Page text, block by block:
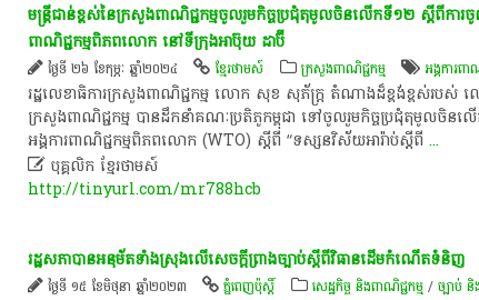
មន្ត្រីជាន់ខ្ពស់​នៃ​ក្រសួងពាណិជ្ជកម្ម​ចូលរួម​កិច្ចប្រជុំ​តុមូល​ចិន​លើក​ទី​១២​ ស្តី​ពី​ការ​
ពាណិជ្ជកម្ម​ពិភពលោក​ នៅ​ទីក្រុង​អា​ប៊ុ​យ​ ដា​ប៊ី​
ថ្ងៃទី ២៦ ខែកុម្ភៈ ឆ្នាំ២០២៤ ខ្មែរថាមស៍ ក្រសួងពាណិជ្ជកម្ម អង្គការ​ព
រដ្ឋលេខាធិការ​ក្រសួងពាណិជ្ជកម្ម​ លោក​ សុខ​ សុ​ភ័ក្ត្រ​ តំណាង​ដ៏​ខ្ពង់ខ្ពស់​របស់​ ល
ក្រសួង​ពាណិជ្ជកម្ម​ បាន​ដឹកនាំ​គណៈប្រតិភូ​កម្ពុជា​ ទៅ​ចូលរួម​កិច្ចប្រជុំ​តុមូល​ចិន​
អង្គការ​ពាណិជ្ជកម្ម​ពិភពលោក​ (WTO)​ ស្តី​ពី​ “​ទស្សនវិស័យ​អា​រ៉ាប់​ស្តី​ពី...
 បុគ្គលិក​ ខ្មែរ​ថា​ម​ស៍​
http://tinyurl.com/mr788hcb
​រដ្ឋសភាបានអនុម័ត​ទាំងស្រុង​លើ​សេចក្ដីព្រាងច្បាប់​ស្ដីពី​វិធាន​ដើមកំណើត​ទំនិញ
ថ្ងៃទី ១៥ ខែមិថុនា ឆ្នាំ២០២៣ ភ្នំពេញប៉ុស្តិ៍ សេដ្ឋកិច្ច និងពាណិជ្ជកម្ម/ច្បាប់ និ